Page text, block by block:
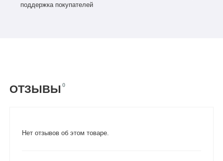
поддержка покупателей
ОТЗЫВЫ 0
Нет отзывов об этом товаре.